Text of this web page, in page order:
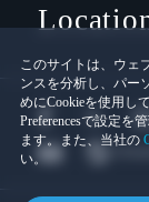
このサイトは、ウェ
ンスを分析し、パー
めにCookieを使用し
Preferencesで設定を
ます。また、当社の
い。